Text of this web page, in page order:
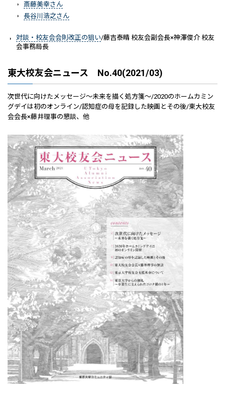
斎藤美幸さん
長谷川浩之さん
対談・校友会会則改正の狙い/藤吉泰晴 校友会副会長×神澤俊介 校友
会事務局長
東大校友会ニュース No.40(2021/03)
次世代に向けたメッセージ～未来を描く処方箋～/2020のホームカミン
グデイは初のオンライン/認知症の母を記録した映画とその後/東大校友
会会長×藤井理事の懇談、他